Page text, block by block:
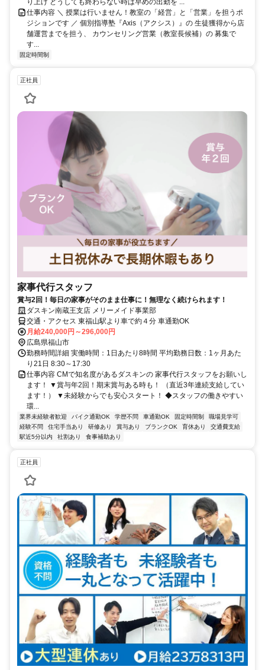
り上げ どうしても終わらない時は早めの出勤を ...
仕事内容 ＼ 授業は行いません！教室の「経営」と「営業」を担うポ
ジションです ／ 個別指導塾『Axis（アクシス）』の 生徒獲得から店
舗運営までを担う、 カウンセリング営業（教室長候補）の 募集で
す...
固定時間制
正社員
家事代行スタッフ
賞与2回！毎日の家事がそのまま仕事に！無理なく続けられます！
ダスキン南蔵王支店 メリーメイド事業部
交通・アクセス 東福山駅より車で約４分 車通勤OK
月給240,000円～296,000円
広島県福山市
勤務時間詳細 実働時間：1日あたり8時間 平均勤務日数：1ヶ月あた
り21日 8:30～17:30
仕事内容 CMで知名度があるダスキンの 家事代行スタッフをお願いし
ます！ ▼賞与年2回！期末賞与ある時も！ （直近3年連続支給してい
ます！） ▼未経験からでも安心スタート！ ◆スタッフの働きやすい
環...
業界未経験者歓迎 バイク通勤OK 学歴不問 車通勤OK 固定時間制
職場見学可
経験不問
住宅手当あり 研修あり 賞与あり ブランクOK 育休あり
交通費支給
駅近5分以内
社割あり 食事補助あり
正社員